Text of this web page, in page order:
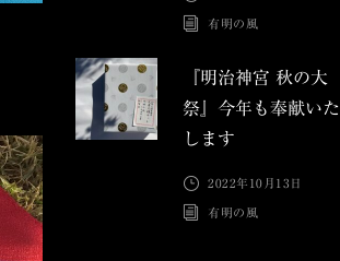
有明の風
『明治神宮 秋の大
祭』今年も奉献いた
します
2022年10月13日
有明の風